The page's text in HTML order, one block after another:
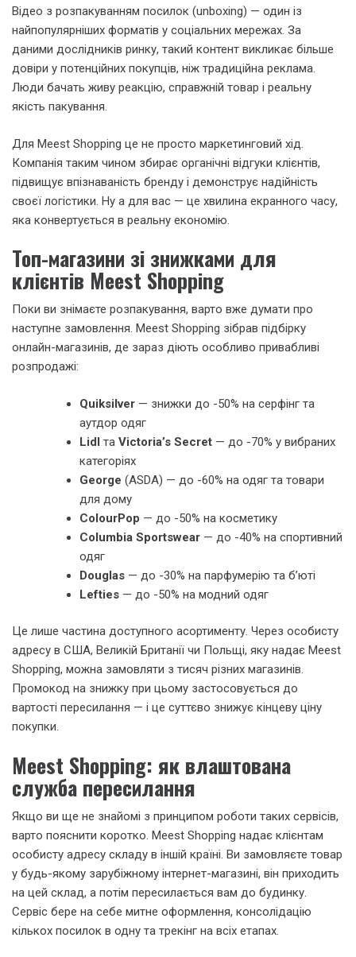
Відео з розпакуванням посилок (unboxing) — один із
найпопулярніших форматів у соціальних мережах. За
даними дослідників ринку, такий контент викликає більше
довіри у потенційних покупців, ніж традиційна реклама.
Люди бачать живу реакцію, справжній товар і реальну
якість пакування.
Для Meest Shopping це не просто маркетинговий хід.
Компанія таким чином збирає органічні відгуки клієнтів,
підвищує впізнаваність бренду і демонструє надійність
своєї логістики. Ну а для вас — це хвилина екранного часу,
яка конвертується в реальну економію.
Топ-магазини зі знижками для
клієнтів Meest Shopping
Поки ви знімаєте розпакування, варто вже думати про
наступне замовлення. Meest Shopping зібрав підбірку
онлайн-магазинів, де зараз діють особливо привабливі
розпродажі:
Quiksilver — знижки до -50% на серфінг та
аутдор одяг
Lidl та Victoria’s Secret — до -70% у вибраних
категоріях
George (ASDA) — до -60% на одяг та товари
для дому
ColourPop — до -50% на косметику
Columbia Sportswear — до -40% на спортивний
одяг
Douglas — до -30% на парфумерію та б’юті
Lefties — до -50% на модний одяг
Це лише частина доступного асортименту. Через особисту
адресу в США, Великій Британії чи Польщі, яку надає Meest
Shopping, можна замовляти з тисяч різних магазинів.
Промокод на знижку при цьому застосовується до
вартості пересилання — і це суттєво знижує кінцеву ціну
покупки.
Meest Shopping: як влаштована
служба пересилання
Якщо ви ще не знайомі з принципом роботи таких сервісів,
варто пояснити коротко. Meest Shopping надає клієнтам
особисту адресу складу в іншій країні. Ви замовляєте товар
у будь-якому зарубіжному інтернет-магазині, він приходить
на цей склад, а потім пересилається вам до будинку.
Сервіс бере на себе митне оформлення, консолідацію
кількох посилок в одну та трекінг на всіх етапах.